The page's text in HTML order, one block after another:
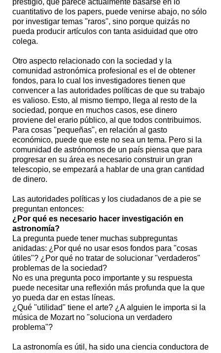
cuantitativo de los papers, puede venirse abajo, no sólo
por investigar temas "raros", sino porque quizás no
pueda producir artículos con tanta asiduidad que otro
colega.
Otro aspecto relacionado con la sociedad y la
comunidad astronómica profesional es el de obtener
fondos, para lo cual los investigadores tienen que
convencer a las autoridades políticas de que su trabajo
es valioso. Esto, al mismo tiempo, llega al resto de la
sociedad, porque en muchos casos, ese dinero
proviene del erario público, al que todos contribuimos.
Para cosas "pequeñas", en relación al gasto
económico, puede que este no sea un tema. Pero si la
comunidad de astrónomos de un país piensa que para
progresar en su área es necesario construir un gran
telescopio, se empezará a hablar de una gran cantidad
de dinero.
Las autoridades políticas y los ciudadanos de a pie se
preguntan entonces:
¿Por qué es necesario hacer investigación en
astronomía?
La pregunta puede tener muchas subpreguntas
anidadas: ¿Por qué no usar esos fondos para "cosas
útiles"? ¿Por qué no tratar de solucionar "verdaderos"
problemas de la sociedad?
No es una pregunta poco importante y su respuesta
puede necesitar una reflexión más profunda que la que
yo pueda dar en estas líneas.
¿Qué "utilidad" tiene el arte? ¿A alguien le importa si la
música de Mozart no "soluciona un verdadero
problema"?
La astronomía es útil, ha sido una ciencia conductora de